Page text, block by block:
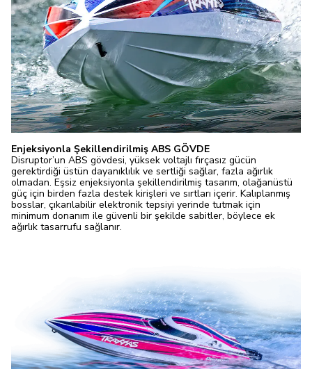
Enjeksiyonla Şekillendirilmiş ABS GÖVDE
Disruptor’un ABS gövdesi, yüksek voltajlı fırçasız gücün
gerektirdiği üstün dayanıklılık ve sertliği sağlar, fazla ağırlık
olmadan. Eşsiz enjeksiyonla şekillendirilmiş tasarım, olağanüstü
güç için birden fazla destek kirişleri ve sırtları içerir. Kalıplanmış
bosslar, çıkarılabilir elektronik tepsiyi yerinde tutmak için
minimum donanım ile güvenli bir şekilde sabitler, böylece ek
ağırlık tasarrufu sağlanır.